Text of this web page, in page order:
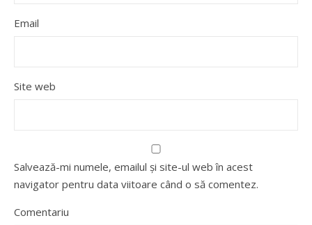
Email
Site web
Salvează-mi numele, emailul și site-ul web în acest
navigator pentru data viitoare când o să comentez.
Comentariu